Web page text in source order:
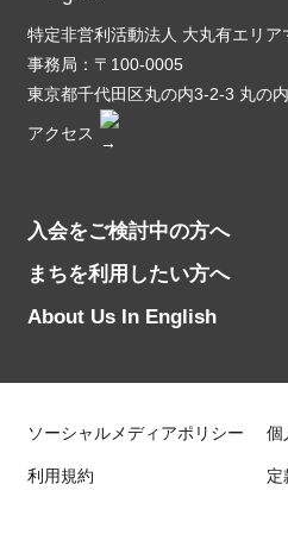
特定非営利活動法人 大丸有エリ
事務局：〒100-0005
東京都千代田区丸の内3-2-3 丸の
アクセス
入会をご検討中の方へ
まちを利用したい方へ
About Us In English
ソーシャルメディアポリシー 個
利用規約 定